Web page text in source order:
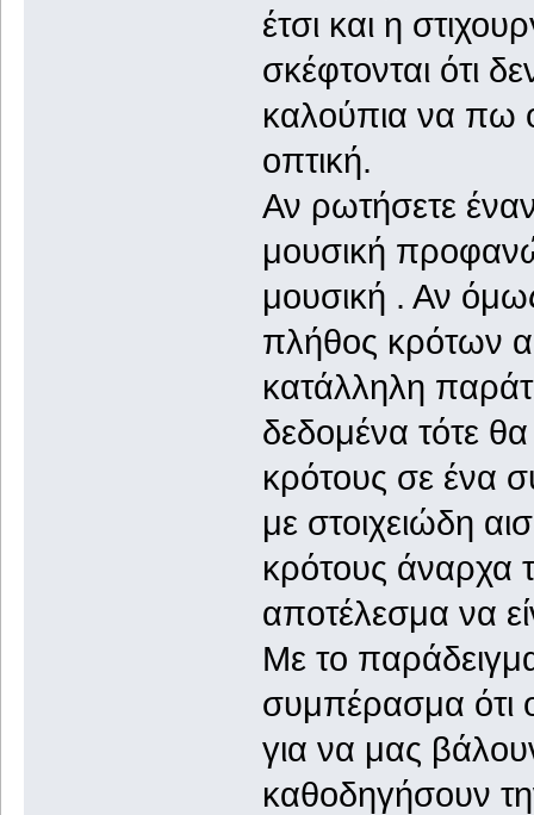
έτσι και η
σκέφτονται ότι
καλούπια να πω
οπτική.
Αν ρωτήσετε
μουσική
μουσική . Αν
πλήθος κρότων
κατάλληλη
δεδομένα τότε
κρότους σε ένα
με στοιχειώδη
κρότους άναρχα
αποτέλεσμα να
Με το
συμπέρασμα ότι
για να μας
καθοδηγήσουν